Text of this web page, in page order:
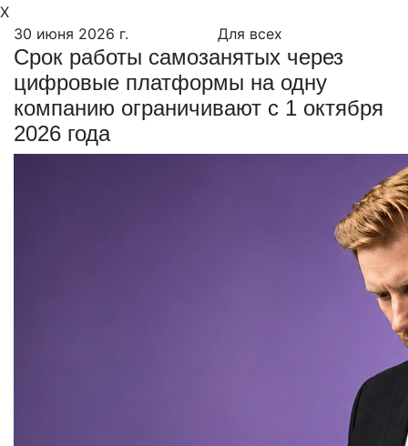
X
30 июня 2026 г.
Для всех
Срок работы самозанятых через
цифровые платформы на одну
компанию ограничивают с 1 октября
2026 года